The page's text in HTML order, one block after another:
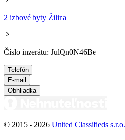
2 izbové byty Žilina
Číslo inzerátu: JulQn0N46Be
Telefón
E-mail
Obhliadka
© 2015 - 2026 United Classifieds s.r.o.